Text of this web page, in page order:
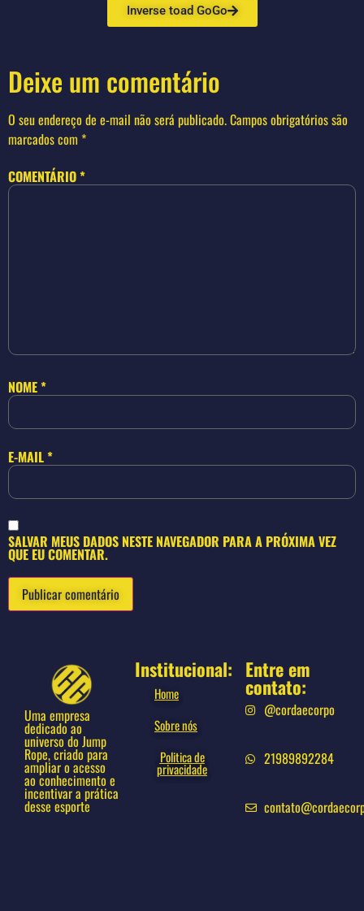
Inverse toad GoGo
Deixe um comentário
O seu endereço de e-mail não será publicado.Campos obrigatórios são
marcados com *
COMENTÁRIO*
NOME*
E-MAIL*
SALVAR MEUS DADOS NESTE NAVEGADOR PARA A PRÓXIMA VEZ
QUE EU COMENTAR.
Uma empresa
dedicado ao
universo do Jump
Rope, criado para
ampliar o acesso
ao conhecimento e
incentivar a prática
desse esporte
Institucional:
Home
Sobre nós
Politica de
privacidade
Entre em
contato:
@cordaecorpo
21989892284